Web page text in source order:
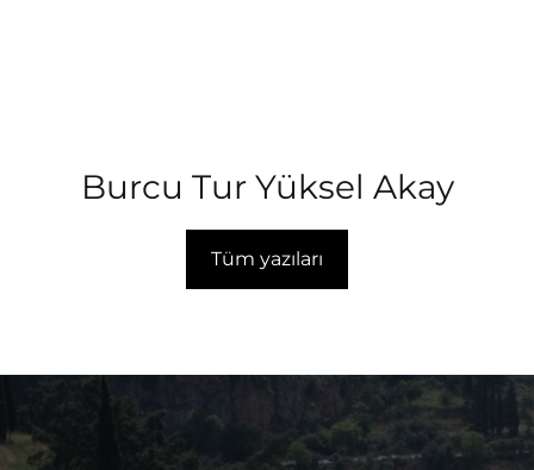
Burcu Tur Yüksel Akay
Tüm yazıları